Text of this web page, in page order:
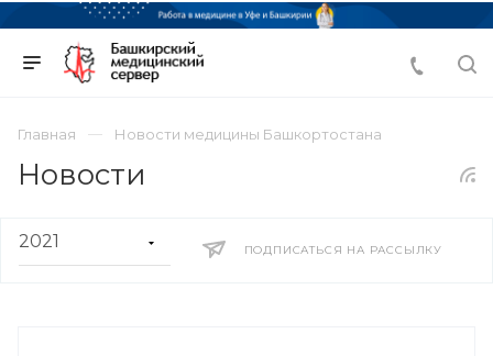
Главная Новости медицины Башкортостана
Новости
ПОДПИСАТЬСЯ НА РАССЫЛКУ